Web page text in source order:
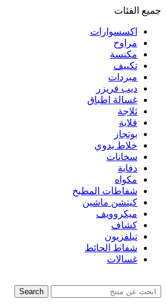
جميع الفئات
اكسسوارات
مراوح
مكنسة
تكييف
مبردات
ديب فريزر
غسالة اطباق
ثلاجة
قلاية
بوتجاز
خلاط يدوي
سخانات
دفاية
مكواه
شفاطات المطبخ
كيتشن ماشين
ميكروويف
كشاف
تيلفزيون
شفاط الحائط
غسالات
Search